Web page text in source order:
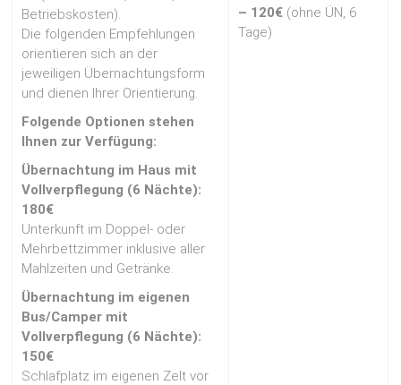
Betriebskosten).
Die folgenden Empfehlungen
orientieren sich an der
jeweiligen Übernachtungsform
und dienen Ihrer Orientierung.
Folgende Optionen stehen
Ihnen zur Verfügung:
Übernachtung im Haus mit
Vollverpflegung (6 Nächte):
180€
Unterkunft im Doppel- oder
Mehrbettzimmer inklusive aller
Mahlzeiten und Getränke.
Übernachtung im eigenen
Bus/Camper mit
Vollverpflegung (6 Nächte):
150€
Schlafplatz im eigenen Zelt vor
– 120€ (ohne ÜN, 6
Tage)